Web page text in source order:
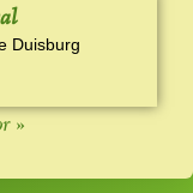
Duisburg
»